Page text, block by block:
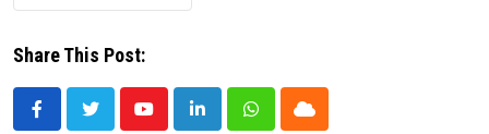
Share This Post:
YoutubeLinkedInWhatsappCloud